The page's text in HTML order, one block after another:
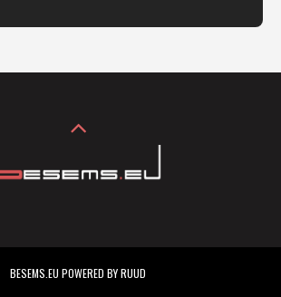
BESEMS.EU POWERED BY RUUD